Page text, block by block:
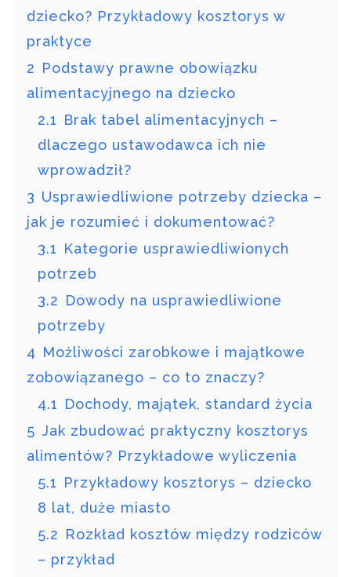
dziecko? Przykładowy kosztorys w
praktyce
2 Podstawy prawne obowiązku
alimentacyjnego na dziecko
2.1 Brak tabel alimentacyjnych –
dlaczego ustawodawca ich nie
wprowadził?
3 Usprawiedliwione potrzeby dziecka –
jak je rozumieć i dokumentować?
3.1 Kategorie usprawiedliwionych
potrzeb
3.2 Dowody na usprawiedliwione
potrzeby
4 Możliwości zarobkowe i majątkowe
zobowiązanego – co to znaczy?
4.1 Dochody, majątek, standard życia
5 Jak zbudować praktyczny kosztorys
alimentów? Przykładowe wyliczenia
5.1 Przykładowy kosztorys – dziecko
8 lat, duże miasto
5.2 Rozkład kosztów między rodziców
– przykład